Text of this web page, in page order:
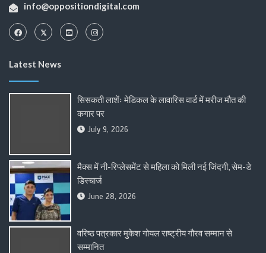
info@oppositiondigital.com
Latest News
सिसकती लाशेंः मेडिकल के लावारिस वार्ड में मरीज मौत की
कगार पर
July 9, 2026
मैक्स में नी-रिप्लेसमेंट से महिला को मिली नई जिंदगी, सेम-डे
डिस्चार्ज
June 28, 2026
वरिष्ठ पत्रकार मुकेश गोयल राष्ट्रीय गौरव सम्मान से
सम्मानित